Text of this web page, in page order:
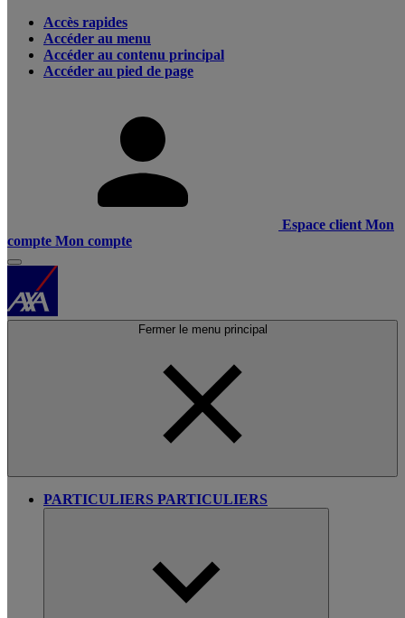
Accès rapides
Accéder au menu
Accéder au contenu principal
Accéder au pied de page
Espace client Mon
compte Mon compte
Fermer le menu principal
PARTICULIERS PARTICULIERS